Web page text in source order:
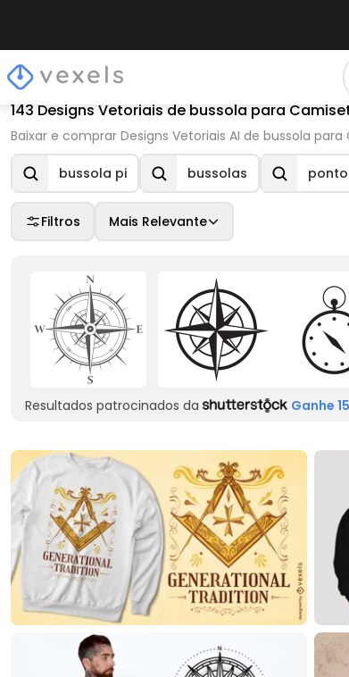
143 Designs Vetoriais de bussola para
Baixar e comprar Designs Vetoriais AI de bussola
bussola pi bussolas
Filtros Mais Relevante
Resultados patrocinados da Ganhe